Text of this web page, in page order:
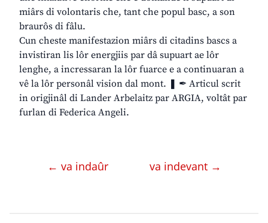
miârs di volontaris che, tant che popul basc, a son
braurôs di fâlu.
Cun cheste manifestazion miârs di citadins bascs a
invistiran lis lôr energjiis par dâ supuart ae lôr
lenghe, a incressaran la lôr fuarce e a continuaran a
vê la lôr personâl vision dal mont. ❚ ✒ Articul scrit
in origjinâl di Lander Arbelaitz par ARGIA, voltât par
furlan di Federica Angeli.
← va indaûr va indevant →